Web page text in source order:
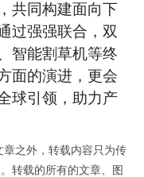
共同构建面向下
过强强联合，双
智能割草机等终
面的演进，更会
球引领，助力产
之外，转载内容只为传
转载的所有的文章、图